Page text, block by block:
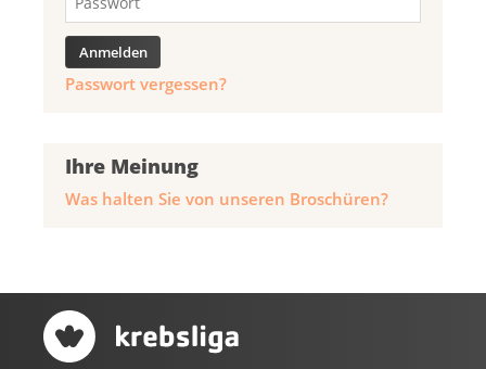
Passwort vergessen?
Ihre Meinung
Was halten Sie von unseren Broschüren?